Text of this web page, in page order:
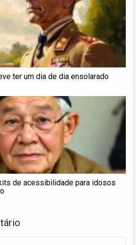
ter um dia de dia ensolarado
de acessibilidade para idosos